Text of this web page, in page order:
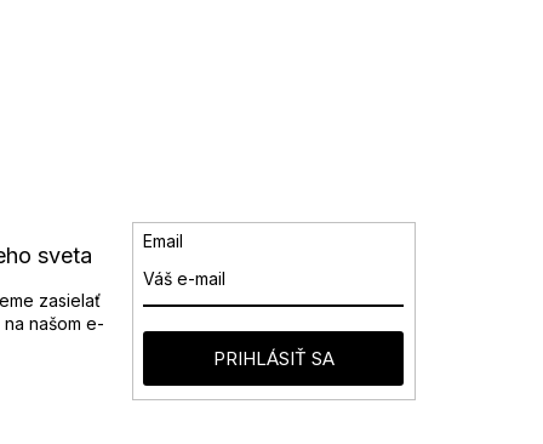
sveta
zasielať
našom e-
Email
PRIHLÁSIŤ SA